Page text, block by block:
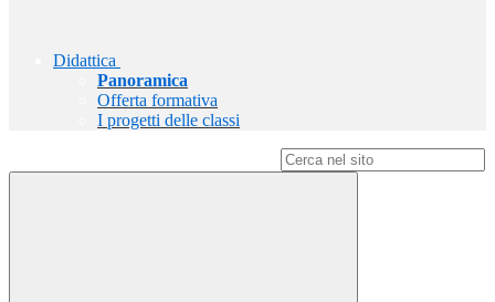
Didattica
Panoramica
Offerta formativa
I progetti delle classi